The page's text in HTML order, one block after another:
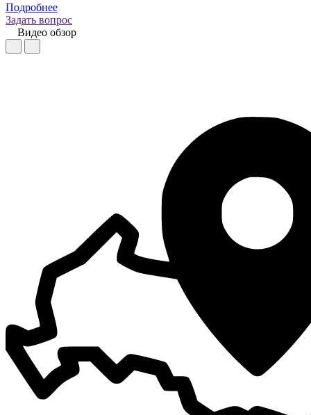
Подробнее
Задать вопрос
Видео обзор